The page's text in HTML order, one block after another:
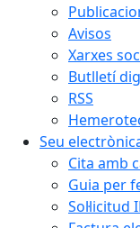
Avisos
Xarxes
Butlletí
RSS
Seu
Cita amb
Guia per
Sol·licitud